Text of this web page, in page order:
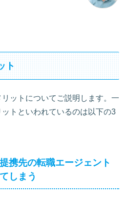
ト
ットについてご説明します。一
トといわれているのは以下の3
携先の転職エージェント
しまう